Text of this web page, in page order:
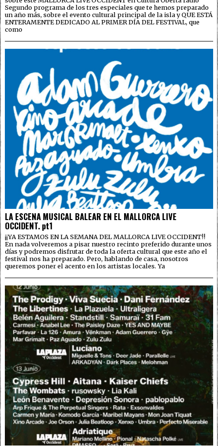
Segundo programa de los tres especiales que te hemos preparado
un año más, sobre el evento cultural principal de la isla y QUE ESTÁ
ENTERAMENTE DEDICADO AL PRIMER DÍA DEL FESTIVAL, que
como
LA ESCENA MUSICAL BALEAR EN EL MALLORCA LIVE
OCCIDENT. pt1
¡¡YA ESTAMOS EN LA SEMANA DEL MALLORCA LIVE OCCIDENT!!
En nada volveremos a pisar nuestro recinto preferido durante unos
días y podremos disfrutar de toda la oferta cultural que este año el
festival nos ha preparado. Pero, hablando de casa, nosotros
queremos poner el acento en los artistas locales. Ya